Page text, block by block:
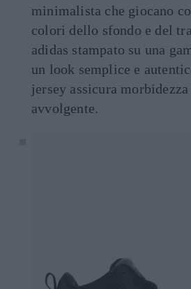
minimalista che giocano
colori dello sfondo e del
adidas stampato su una
un look semplice e
jersey assicura
avvolgente.